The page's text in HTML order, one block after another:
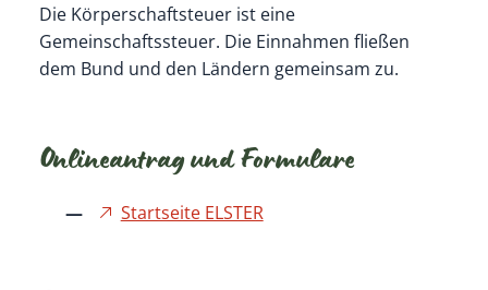
Die Körperschaftsteuer ist eine
Gemeinschaftssteuer. Die Einnahmen fließen
dem Bund und den Ländern gemeinsam zu.
Onlineantrag und Formulare
Startseite ELSTER